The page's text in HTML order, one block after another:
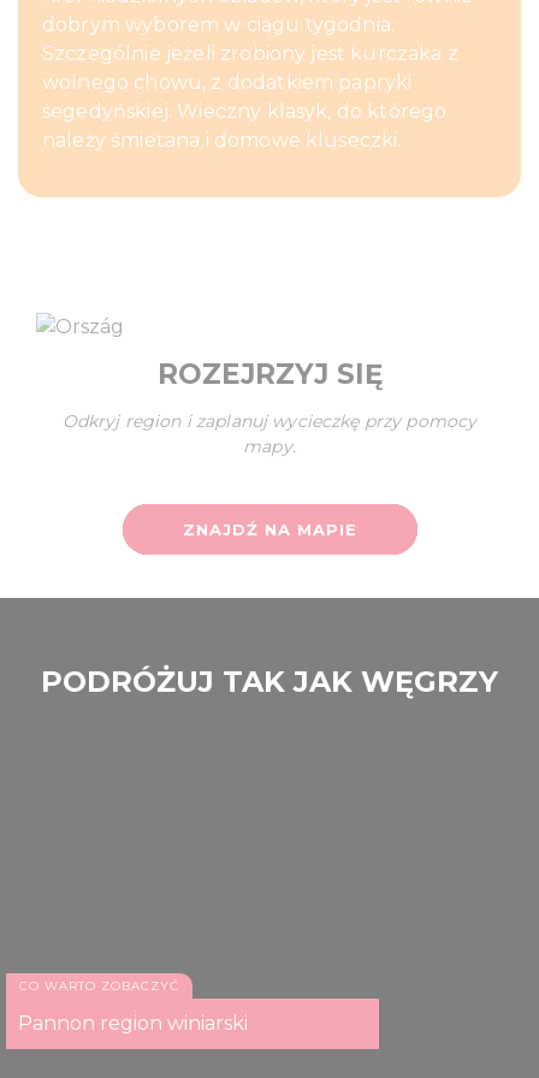
dobrym wyborem w ciągu tygodnia.
Szczególnie jeżeli zrobiony jest kurczaka z
wolnego chowu, z dodatkiem papryki
segedyńskiej. Wieczny klasyk, do którego
należy śmietana i domowe kluseczki.
ROZEJRZYJ SIĘ
Odkryj region i zaplanuj wycieczkę przy pomocy
mapy.
ZNAJDŹ NA MAPIE
PODRÓŻUJ TAK JAK WĘGRZY
CO WARTO ZOBACZYĆ
Pannon region winiarski